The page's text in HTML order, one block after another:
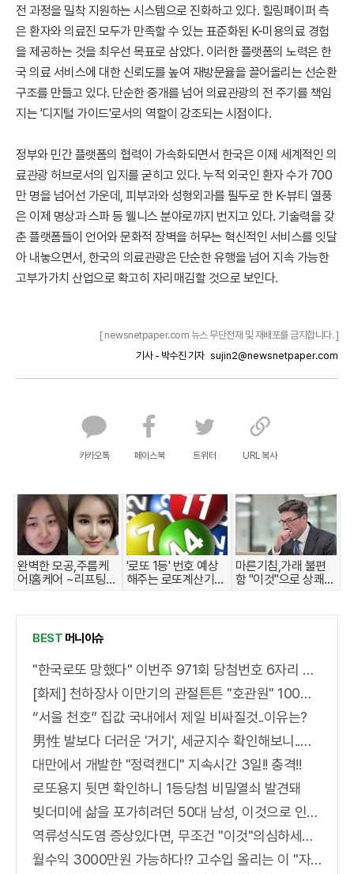
전 과정을 밀착 지원하는 시스템으로 진화하고 있다. 힐링페이퍼 측
은 환자와 의료진 모두가 만족할 수 있는 표준화된 K-미용의료 경험
을 제공하는 것을 최우선 목표로 삼았다. 이러한 플랫폼의 노력은 한
국 의료 서비스에 대한 신뢰도를 높여 재방문율을 끌어올리는 선순환
구조를 만들고 있다. 단순한 중개를 넘어 의료관광의 전 주기를 책임
지는 '디지털 가이드'로서의 역할이 강조되는 시점이다.
정부와 민간 플랫폼의 협력이 가속화되면서 한국은 이제 세계적인 의
료관광 허브로서의 입지를 굳히고 있다. 누적 외국인 환자 수가 700
만 명을 넘어선 가운데, 피부과와 성형외과를 필두로 한 K-뷰티 열풍
은 이제 명상과 스파 등 웰니스 분야로까지 번지고 있다. 기술력을 갖
춘 플랫폼들이 언어와 문화적 장벽을 허무는 혁신적인 서비스를 잇달
아 내놓으면서, 한국의 의료관광은 단순한 유행을 넘어 지속 가능한
고부가가치 산업으로 확고히 자리매김할 것으로 보인다.
[ newsnetpaper.com 뉴스 무단전재 및 재배포를 금지합니다. ]
기사 - 박수진 기자 sujin2@newsnetpaper.com
카카오톡 페이스북 트위터 URL 복사
완벽한 모공,주름케
어!홈케어 ~리프팅모
'로또 1등' 번호 예상
해주는 로또계산기
마른기침,가래 불편
함 "이것"으로 상쾌해
BEST 머니이슈
"한국로또 망했다" 이번주 971회 당첨번호 6자리 모두 유출...관계자 실수로 "비상"!
[화제] 천하장사 이만기의 관절튼튼 "호관원" 100%당첨 혜택 난리나!!
“서울 천호” 집값 국내에서 제일 비싸질것..이유는?
男性 발보다 더러운 '거기', 세균지수 확인해보니..충격!
대만에서 개발한 "정력캔디" 지속시간 3일!! 충격!!
로또용지 뒷면 확인하니 1등당첨 비밀열쇠 발견돼
빚더미에 삶을 포가히려던 50대 남성, 이것으로 인생역전
역류성식도염 증상있다면, 무조건 "이것"의심하세요. 간단치료법 나왔다!
월수익 3000만원 가능하다!? 고수입 올리는 이 "자격증"에 몰리는 이유 알고보니…